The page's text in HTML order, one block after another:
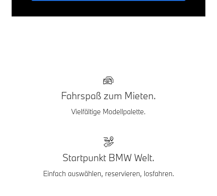
Fahrspaß zum Mieten.
Vielfältige Modellpalette.
Startpunkt BMW Welt.
Einfach auswählen, reservieren, losfahren.